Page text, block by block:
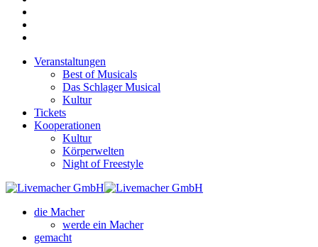
Veranstaltungen
Best of Musicals
Das Schlager Musical
Kultur
Tickets
Kooperationen
Kultur
Körperwelten
Night of Freestyle
die Macher
werde ein Macher
gemacht